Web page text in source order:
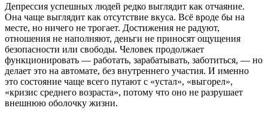
Депрессия успешных людей редко выглядит как отчаяние.
Она чаще выглядит как отсутствие вкуса. Всё вроде бы на
месте, но ничего не трогает. Достижения не радуют,
отношения не наполняют, деньги не приносят ощущения
безопасности или свободы. Человек продолжает
функционировать — работать, зарабатывать, заботиться, — но
делает это на автомате, без внутреннего участия. И именно
это состояние чаще всего путают с «устал», «выгорел»,
«кризис среднего возраста», потому что оно не разрушает
внешнюю оболочку жизни.